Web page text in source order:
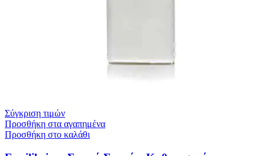
Σύγκριση τιμών
Προσθήκη στα αγαπημένα
Προσθήκη στο καλάθι